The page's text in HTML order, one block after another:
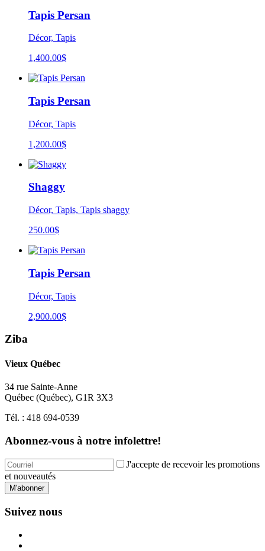
Tapis Persan
Décor, Tapis
1,400.00$
Tapis Persan
Décor, Tapis
1,200.00$
Shaggy
Décor, Tapis, Tapis shaggy
250.00$
Tapis Persan
Décor, Tapis
2,900.00$
Ziba
Vieux Québec
34 rue Sainte-Anne
Québec (Québec), G1R 3X3
Tél. : 418 694-0539
Abonnez-vous à notre infolettre!
J'accepte de recevoir les promotions
et nouveautés
M'abonner
Suivez nous